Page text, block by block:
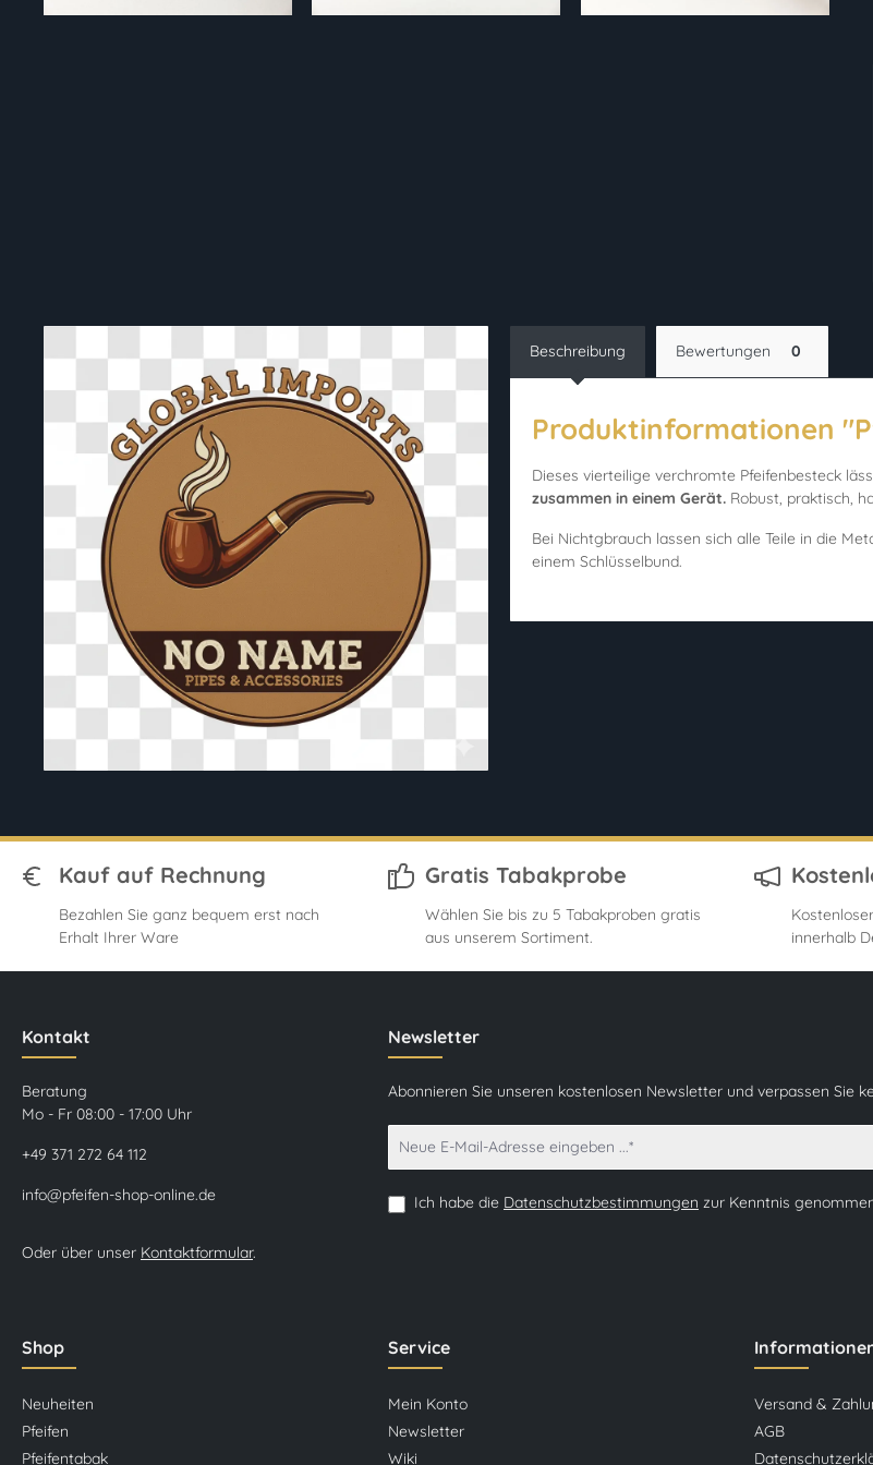
Beschreibung Bewertungen 0
Produktinformationen
Dieses vierteilige verchromte Pfeifenbesteck
zusammen in einem Gerät. Robust, praktisch,
Bei Nichtgbrauch lassen sich alle Teile in die
einem Schlüsselbund.
Kauf auf Rechnung
Bezahlen Sie ganz bequem erst nach
Erhalt Ihrer Ware
Gratis Tabakprobe
Wählen Sie bis zu 5 Tabakproben gratis
aus unserem Sortiment.
innerhalb
Kontakt
Beratung
Mo - Fr 08:00 - 17:00 Uhr
+49 371 272 64 112
info@pfeifen-shop-online.de
Oder über unser Kontaktformular.
Newsletter
Abonnieren Sie unseren kostenlosen Newsletter und verpassen Sie
Ich habe die Datenschutzbestimmungen zur Kenntnis
Shop
Neuheiten
Pfeifen
Pfeifentabak
Service
Mein Konto
Newsletter
Wiki
Versand &
AGB